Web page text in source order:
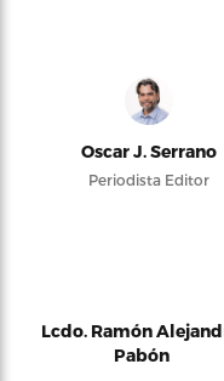
Oscar J. Serrano
Periodista Editor
Lcdo. Ramón
Pabón